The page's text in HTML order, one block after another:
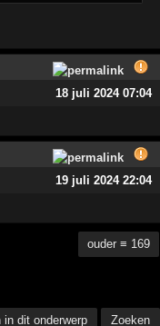
18 juli 2024 07:04
19 juli 2024 22:04
ouder ≡ 169
in dit onderwerp Zoeken